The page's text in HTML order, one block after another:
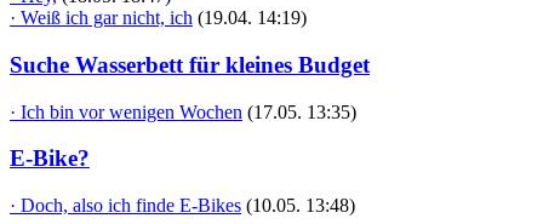
· Weiß ich gar nicht, ich (19.04. 14:19)
Suche Wasserbett für kleines Budget
· Ich bin vor wenigen Wochen (17.05. 13:35)
E-Bike?
· Doch, also ich finde E-Bikes (10.05. 13:48)